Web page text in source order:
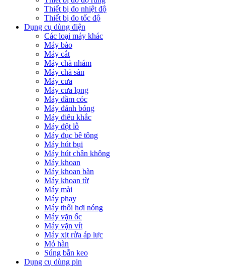
Thiết bị đo nhiệt độ
Thiết bị đo tốc độ
Dụng cụ dùng điện
Các loại máy khác
Máy bào
Máy cắt
Máy chà nhám
Máy chà sàn
Máy cưa
Máy cưa lọng
Máy đầm cóc
Máy đánh bóng
Máy điêu khắc
Máy đột lỗ
Máy đục bê tông
Máy hút bụi
Máy hút chân không
Máy khoan
Máy khoan bàn
Máy khoan từ
Máy mài
Máy phay
Máy thổi hơi nóng
Máy vặn ốc
Máy vặn vít
Máy xịt rửa áp lực
Mỏ hàn
Súng bắn keo
Dụng cụ dùng pin